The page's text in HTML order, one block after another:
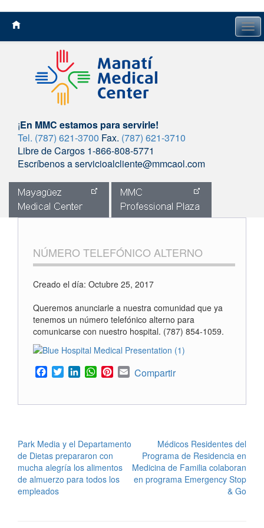
¡En MMC estamos para servirle!
Tel. (787) 621-3700 Fax. (787) 621-3710
Libre de Cargos 1-866-808-5771
Escríbenos a servicioalcliente@mmcaol.com
contentNÚMERO TELEFÓNICO ALTERNO
Creado el día: Octubre 25, 2017
Queremos anunciarle a nuestra comunidad que ya
tenemos un número telefónico alterno para
comunicarse con nuestro hospital. (787) 854-1059.
Facebook
TwitterLinkedInWhatsApp
Pinterest
Email
Compartir
POST
NAVIGATION
Park Media y el Departamento
de Dietas prepararon con
mucha alegría los alimentos
de almuerzo para todos los
empleados
Médicos Residentes del
Programa de Residencia en
Medicina de Familia colaboran
en programa Emergency Stop
& Go